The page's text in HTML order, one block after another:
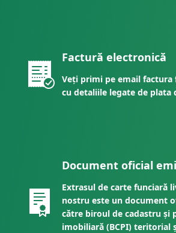
Factură electronică
Veți primi pe email factura
cu detaliile legate de plata
Document oficial
Extrasul de carte funciară
nostru este un document
către biroul de cadastru și
imobiliară (BCPI) teritorial